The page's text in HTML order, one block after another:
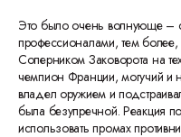
Это было очень волнующе –
профессионалами, тем
Соперником Заковорота на
чемпион Франции, могучий и
владел оружием и
была безупречной. Реакция
использовать промах